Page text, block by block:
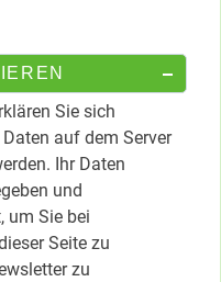
Sie sich
auf dem Server
Ihr Daten
und
um Sie bei
Seite zu
zu